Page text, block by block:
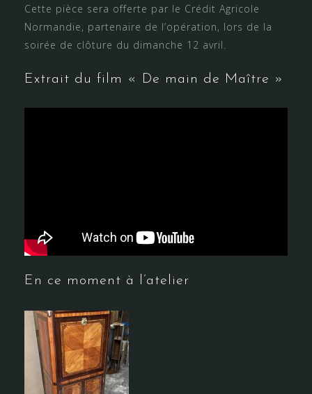
Cette pièce sera offerte par le Crédit Agricole
Normandie, partenaire de l’opération, lors de la
soirée de clôture du dimanche 12 avril.
Extrait du film « De main de Maître »
En ce moment à l’atelier